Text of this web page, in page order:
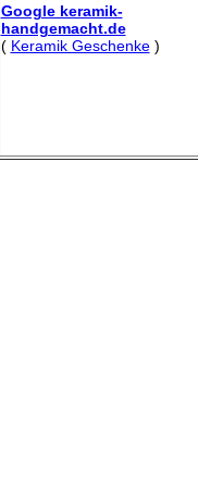
Google keramik-
handgemacht.de
( Keramik Geschenke)